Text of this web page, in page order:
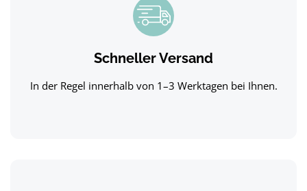
Schneller Versand
In der Regel innerhalb von 1–3 Werktagen bei Ihnen.